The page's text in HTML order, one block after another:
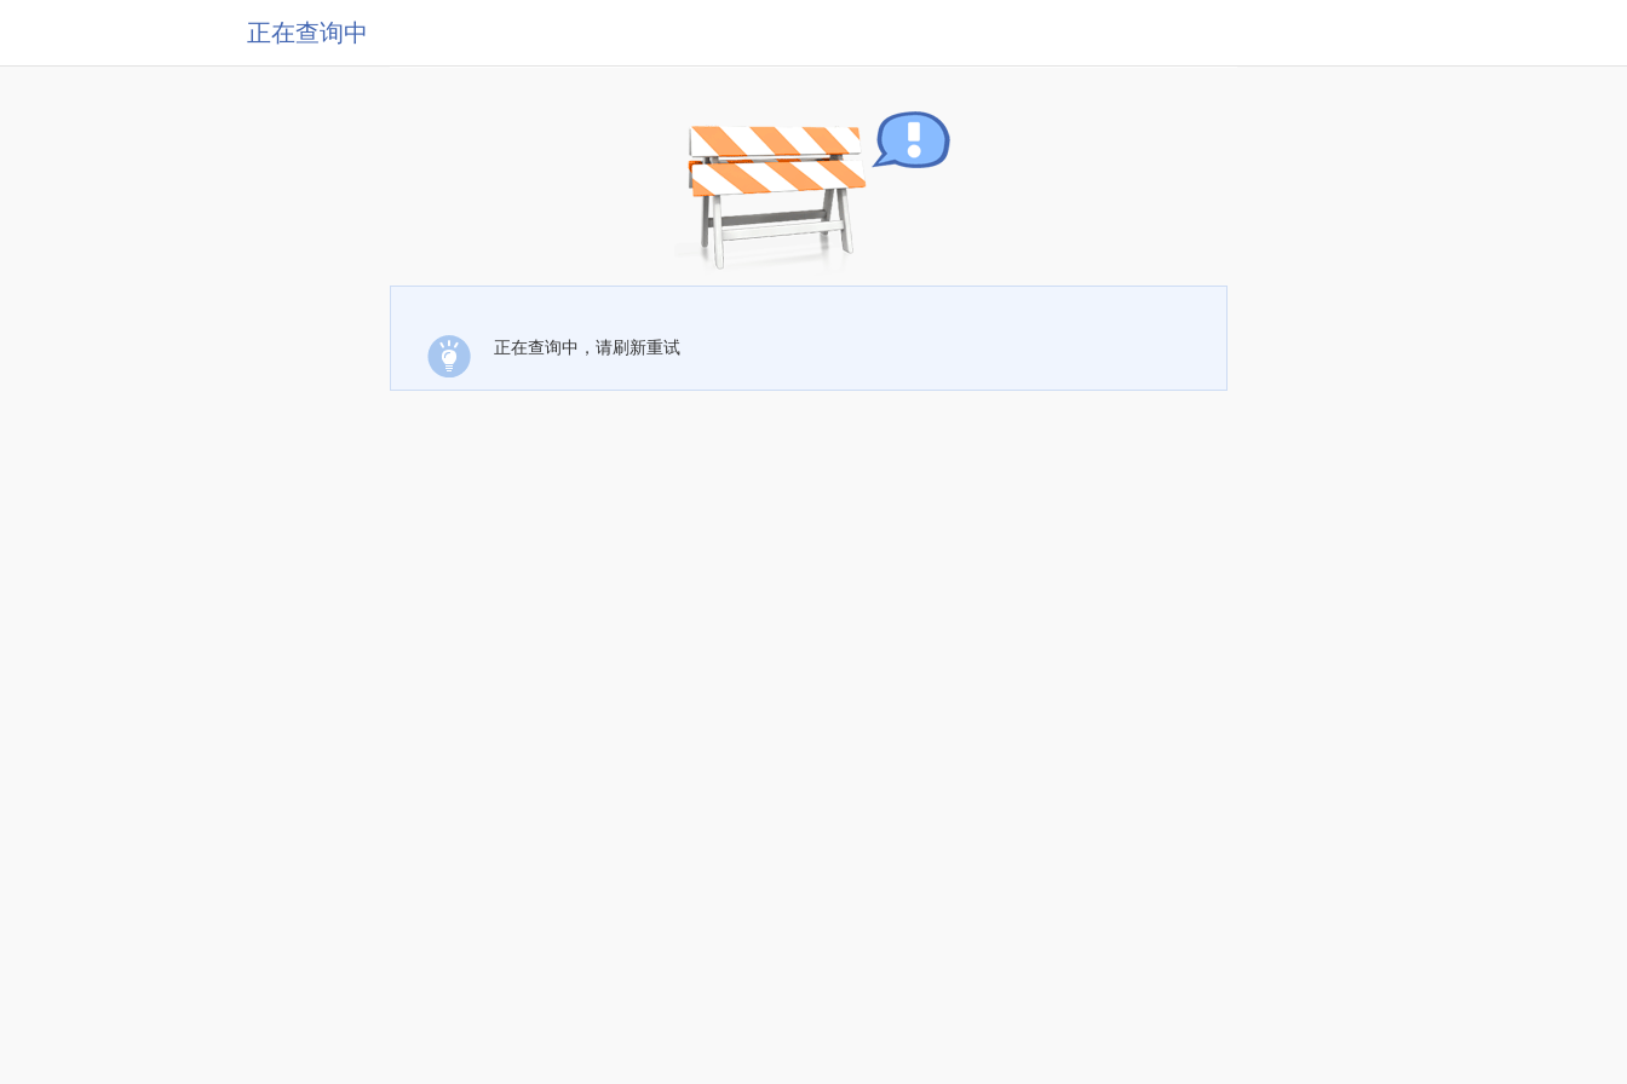
正在查询中
正在查询中，请刷新重试